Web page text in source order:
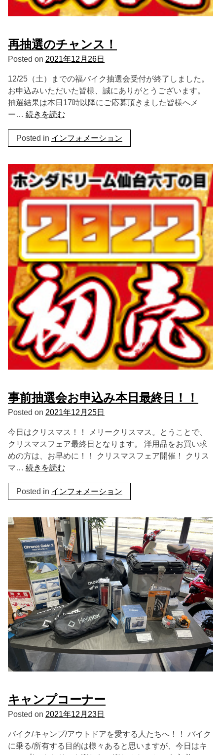
再抽選のチャンス！
Posted on 2021年12月26日
12/25（土）までの福バイク抽選会受付が終了しました。
お申込みいただいた皆様、誠にありがとうございます。
抽選結果は本日17時以降にご応募頂きました皆様へメ
ー… 続きを読む
Posted in インフォメーション
事前抽選会お申込み本日最終日！！
Posted on 2021年12月25日
今日はクリスマス！！ メリークリスマス。とうことで、
クリスマスフェア最終日となります。 洋用品をお買い求
めの方は、お早めに！！ クリスマスフェア開催！ クリス
マ… 続きを読む
Posted in インフォメーション
キャンプコーナー
Posted on 2021年12月23日
バイク/キャンプ/アウトドアを愛する人たちへ！！ バイク
に乗る/所有する目的は様々あると思いますが、今日はキ